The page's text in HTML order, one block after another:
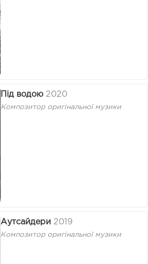
Під водою 2020
Композитор оригінальної музики
Аутсайдери 2019
Композитор оригінальної музики